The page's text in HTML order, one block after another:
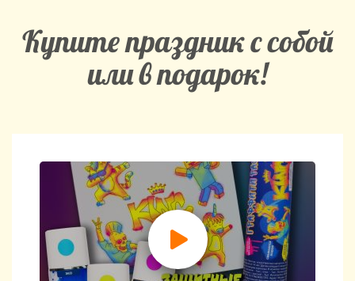
Купите праздник с собой
или в подарок!